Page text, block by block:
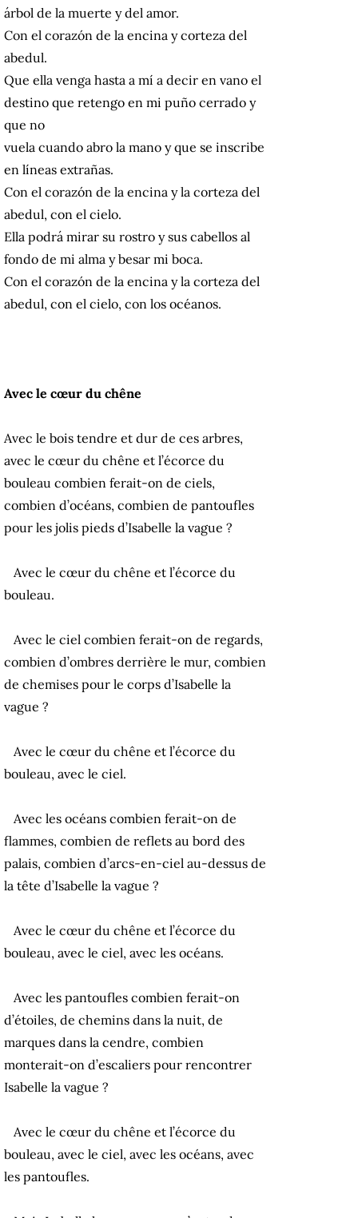
árbol de la muerte y del amor.
Con el corazón de la encina y corteza del
abedul.
Que ella venga hasta a mí a decir en vano el
destino que retengo en mi puño cerrado y
que no
vuela cuando abro la mano y que se inscribe
en líneas extrañas.
Con el corazón de la encina y la corteza del
abedul, con el cielo.
Ella podrá mirar su rostro y sus cabellos al
fondo de mi alma y besar mi boca.
Con el corazón de la encina y la corteza del
abedul, con el cielo, con los océanos.
Avec le cœur du chêne
Avec le bois tendre et dur de ces arbres,
avec le cœur du chêne et l’écorce du
bouleau combien ferait-on de ciels,
combien d’océans, combien de pantoufles
pour les jolis pieds d’Isabelle la vague ?
Avec le cœur du chêne et l’écorce du
bouleau.
Avec le ciel combien ferait-on de regards,
combien d’ombres derrière le mur, combien
de chemises pour le corps d’Isabelle la
vague ?
Avec le cœur du chêne et l’écorce du
bouleau, avec le ciel.
Avec les océans combien ferait-on de
flammes, combien de reflets au bord des
palais, combien d’arcs-en-ciel au-dessus de
la tête d’Isabelle la vague ?
Avec le cœur du chêne et l’écorce du
bouleau, avec le ciel, avec les océans.
Avec les pantoufles combien ferait-on
d’étoiles, de chemins dans la nuit, de
marques dans la cendre, combien
monterait-on d’escaliers pour rencontrer
Isabelle la vague ?
Avec le cœur du chêne et l’écorce du
bouleau, avec le ciel, avec les océans, avec
les pantoufles.